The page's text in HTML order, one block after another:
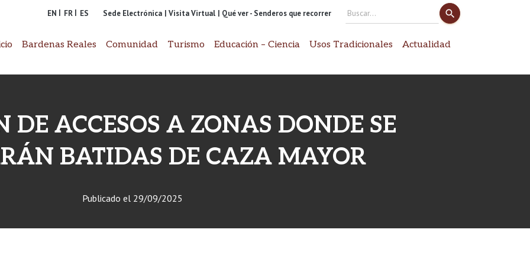
EN FR ES Sede Electrónica | Visita Virtual | Qué ver - Senderos que recorrer
Search
search
Bardenas Reales Comunidad Turismo Educación – Ciencia Usos Tradicionales Actualidad
ACCESOS A ZONAS DONDE SE
BATIDAS DE CAZA MAYOR
Publicado el 29/09/2025